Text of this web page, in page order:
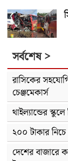
সর্বশেষ >
রাসিকের
চেঞ্জমেকার্স
থাইল্যান্ডের
২০০ টাকার
দেশের